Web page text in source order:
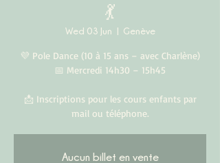
💃
Wed 03 Jun
  |
Genève
💜 Pole Dance (10 à 15 ans – avec Charlène)
📅 Mercredi 14h30 – 15h45
📩 Inscriptions pour les cours enfants par
mail ou téléphone.
Aucun billet en vente